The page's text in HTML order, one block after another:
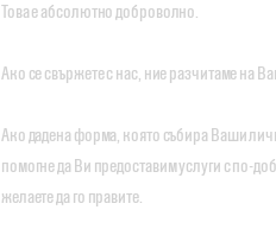
Това е абсолютно доброволно.
Ако се свържете с нас, ние разчитаме на
Ако дадена форма, която събира Ваши
помогне да Ви предоставим услуги с по-
желаете да го правите.